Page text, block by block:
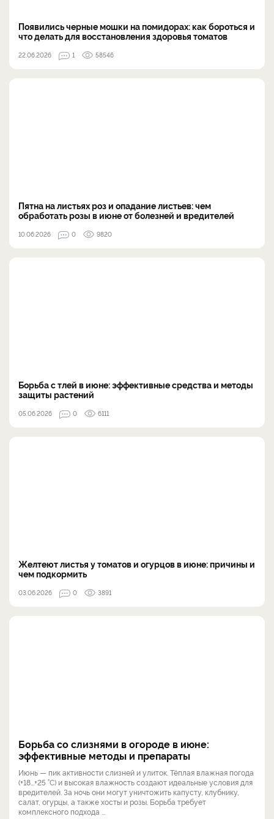
Появились черные мошки на помидорах: как бороться и
что делать для восстановления здоровья томатов
22.06.2026 1 58546
Пятна на листьях роз и опадание листьев: чем
обработать розы в июне от болезней и вредителей
10.06.2026 0 9820
Борьба с тлей в июне: эффективные средства и методы
защиты растений
05.06.2026 0 6111
Желтеют листья у томатов и огурцов в июне: причины и
чем подкормить
03.06.2026 0 3891
Борьба со слизнями в огороде в июне:
эффективные методы и препараты
Июнь — пик активности слизней и улиток. Тёплая влажная погода
(+18...+25 °C) и высокая влажность создают идеальные условия для
вредителей. За ночь они могут уничтожить капусту, клубнику,
салат, огурцы, а также хосты и розы. Борьба требует
комплексного подхода ...